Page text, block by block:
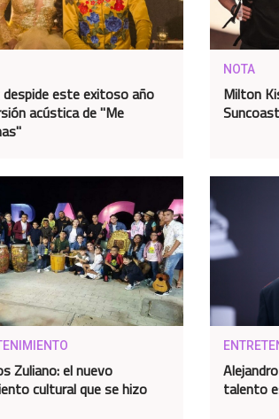
despide este exitoso año
acústica de "Me
NOTA
Milton
Zuliano: el nuevo
cultural que se hizo
talento